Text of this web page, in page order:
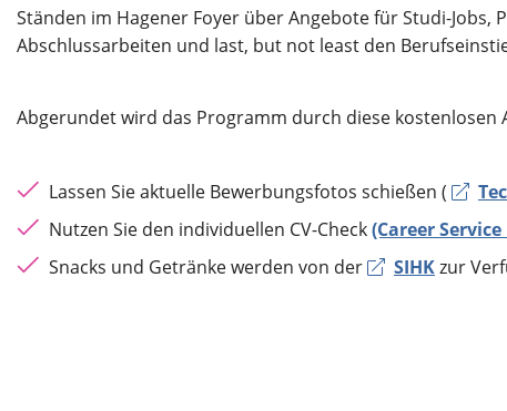
Ständen im Hagener Foyer über Angebote für Studi-Jobs,
Abschlussarbeiten und last, but not least den
Abgerundet wird das Programm durch diese kostenlosen
Lassen Sie aktuelle Bewerbungsfotos schießen (
Nutzen Sie den individuellen CV-Check(Career
Snacks und Getränke werden von der
SIHKzur